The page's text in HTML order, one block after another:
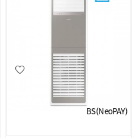
BS(NeoPAY)